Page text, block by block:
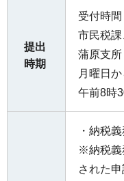
提出
時期
受付時間
市民税
蒲原支所
月曜日
午前8時
・納税
※納税義
された申